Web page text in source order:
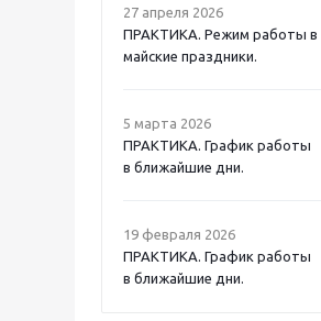
27 апреля 2026
ПРАКТИКА. Режим работы в
майские праздники.
5 марта 2026
ПРАКТИКА. График работы
в ближайшие дни.
19 февраля 2026
ПРАКТИКА. График работы
в ближайшие дни.